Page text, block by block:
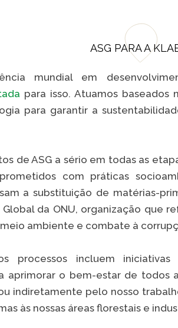
ASG PARA A
mundial em
para isso. Atuamos baseados
para garantir a
de ASG a sério em todas as
com práticas
a substituição de matérias-
da ONU, organização que
ambiente e combate à
processos incluem
aprimorar o bem-estar de todos
indiretamente pelo nosso
às nossas áreas florestais e